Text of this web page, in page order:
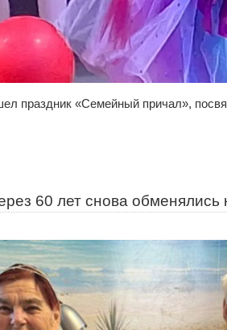
праздник «Семейный причал»,
60 лет снова обменялись